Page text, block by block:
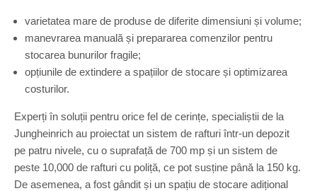
varietatea mare de produse de diferite dimensiuni și volume;
manevrarea manuală și prepararea comenzilor pentru
stocarea bunurilor fragile;
opțiunile de extindere a spațiilor de stocare și optimizarea
costurilor.
Experți în soluții pentru orice fel de cerințe, specialiștii de la
Jungheinrich au proiectat un sistem de rafturi într-un depozit
pe patru nivele, cu o suprafață de 700 mp și un sistem de
peste 10,000 de rafturi cu poliță, ce pot susține până la 150 kg.
De asemenea, a fost gândit și un spațiu de stocare adițional